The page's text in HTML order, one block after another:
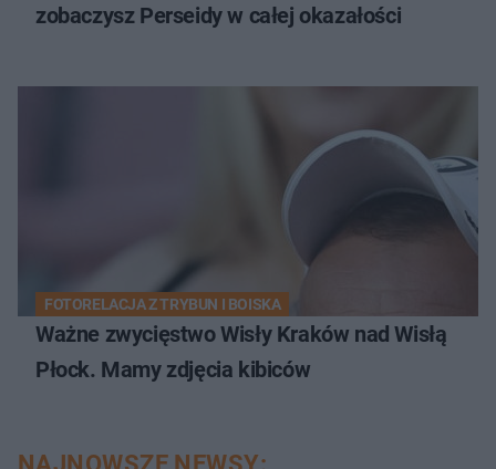
zobaczysz Perseidy w całej okazałości
FOTORELACJA Z TRYBUN I BOISKA
Ważne zwycięstwo Wisły Kraków nad Wisłą
Płock. Mamy zdjęcia kibiców